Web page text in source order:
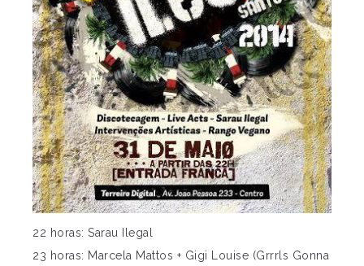
22 horas: Sarau Ilegal
23 horas: Marcela Mattos + Gigi Louise (Grrrls Gonna